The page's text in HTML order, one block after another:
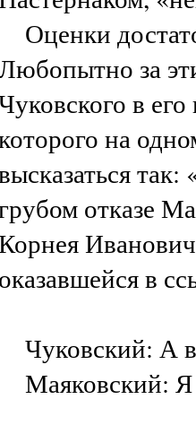
Оценки
за
в
на
отказе
оказавшейся в
Чуковский: А
Маяковский: